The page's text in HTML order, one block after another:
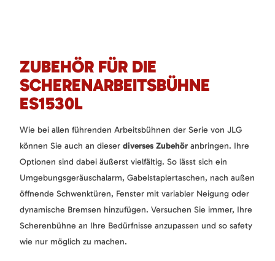
ZUBEHÖR FÜR DIE
SCHERENARBEITSBÜHNE
ES1530L
Wie bei allen führenden Arbeitsbühnen der Serie von JLG
können Sie auch an dieser diverses Zubehör anbringen. Ihre
Optionen sind dabei äußerst vielfältig. So lässt sich ein
Umgebungsgeräuschalarm, Gabelstaplertaschen, nach außen
öffnende Schwenktüren, Fenster mit variabler Neigung oder
dynamische Bremsen hinzufügen. Versuchen Sie immer, Ihre
Scherenbühne an Ihre Bedürfnisse anzupassen und so safety
wie nur möglich zu machen.